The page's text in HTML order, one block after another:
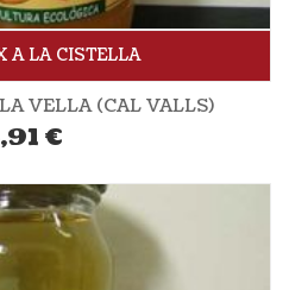
A LA CISTELLA
VELLA (CAL VALLS)
€